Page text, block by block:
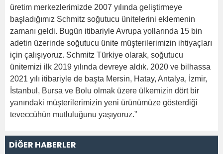
üretim merkezlerimizde 2007 yılında geliştirmeye
başladığımız Schmitz soğutucu ünitelerini eklemenin
zamanı geldi. Bugün itibariyle Avrupa yollarında 15 bin
adetin üzerinde soğutucu ünite müşterilerimizin ihtiyaçları
için çalışıyoruz. Schmitz Türkiye olarak, soğutucu
ünitemizi ilk 2019 yılında devreye aldık. 2020 ve bilhassa
2021 yılı itibariyle de başta Mersin, Hatay, Antalya, İzmir,
İstanbul, Bursa ve Bolu olmak üzere ülkemizin dört bir
yanındaki müşterilerimizin yeni ürünümüze gösterdiği
teveccühün mutluluğunu yaşıyoruz.”
DİĞER HABERLER